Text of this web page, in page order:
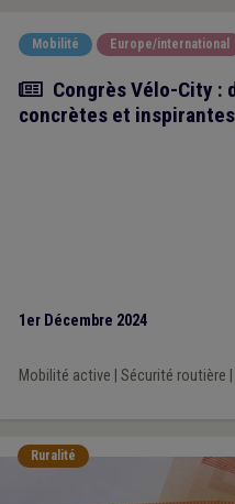
Mobilité Europe/international
Article
Congrès Vélo-City :
concrètes et
1er Décembre 2024
Mobilité active Sécurité routière
Ruralité